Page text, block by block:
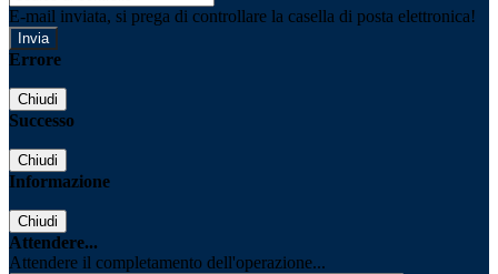
E-mail inviata, si prega di controllare la casella di posta elettronica!
Errore
Chiudi
Successo
Chiudi
Informazione
Chiudi
Attendere...
Attendere il completamento dell'operazione...